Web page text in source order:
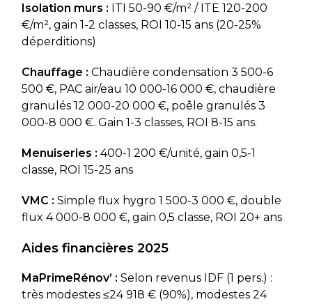
Isolation murs : ITI 50-90 €/m² / ITE 120-200
€/m², gain 1-2 classes, ROI 10-15 ans (20-25%
déperditions)
Chauffage : Chaudière condensation 3 500-6
500 €, PAC air/eau 10 000-16 000 €, chaudière
granulés 12 000-20 000 €, poêle granulés 3
000-8 000 €. Gain 1-3 classes, ROI 8-15 ans.
Menuiseries : 400-1 200 €/unité, gain 0,5-1
classe, ROI 15-25 ans
VMC : Simple flux hygro 1 500-3 000 €, double
flux 4 000-8 000 €, gain 0,5 classe, ROI 20+ ans
Aides financières 2025
MaPrimeRénov’ : Selon revenus IDF (1 pers.) :
très modestes ≤24 918 € (90%), modestes 24